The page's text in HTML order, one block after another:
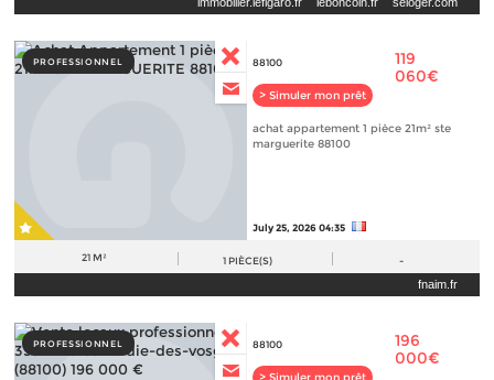
PROFESSIONNEL 88100
> Simuler mon prêt
119
060€
achat appartement 1 pièce 21m² ste
marguerite 88100
July 25, 2026 04:35
21 M² 1 PIÈCE(S) -
fnaim.fr
PROFESSIONNEL 88100
196
000€